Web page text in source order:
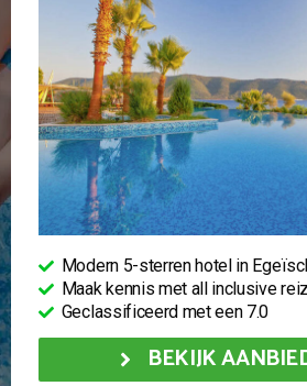
Modern 5-sterren hotel in
Maak kennis met all inclusive
Geclassificeerd met een 7.0
BEKIJK